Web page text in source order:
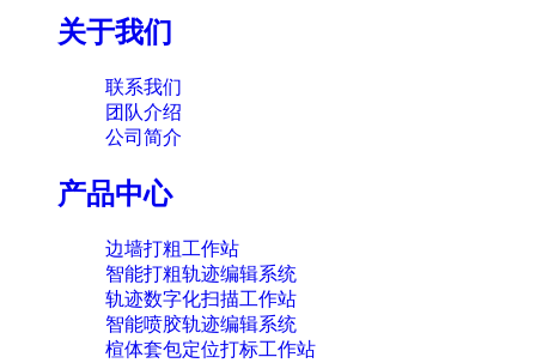
关于我们
联系我们
团队介绍
公司简介
产品中心
边墙打粗工作站
智能打粗轨迹编辑系统
轨迹数字化扫描工作站
智能喷胶轨迹编辑系统
楦体套包定位打标工作站